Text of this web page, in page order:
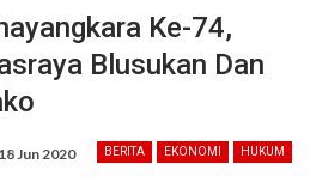
Ke-74,
Blusukan Dan
BERITA EKONOMI HUKUM
18 Jun 2020